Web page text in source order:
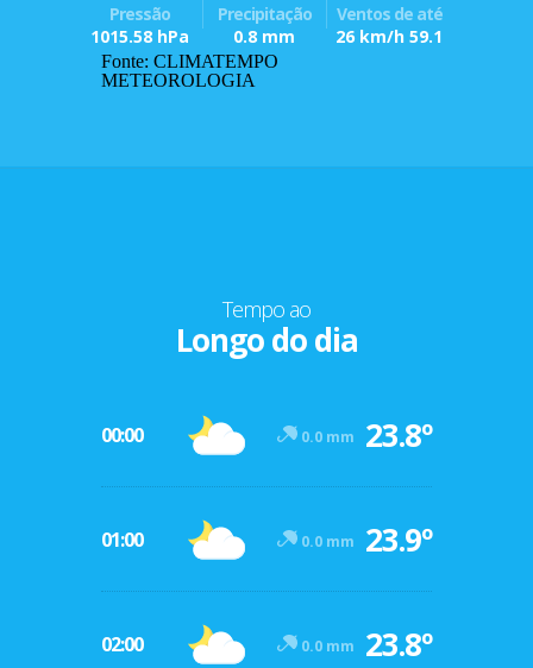
Pressão
1015.58 hPa
Precipitação
0.8 mm
Ventos de até
26 km/h 59.1
Fonte: CLIMATEMPO
METEOROLOGIA
Tempo ao
Longo do dia
00:00 0.0 mm 23.8º
01:00 0.0 mm 23.9º
02:00 0.0 mm 23.8º